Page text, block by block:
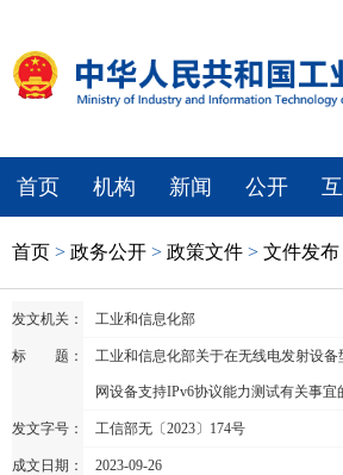
首页 机构 新闻 公开
首页 > 政务公开 > 政策文件 > 文件发布
发文机关： 工业和信息化部
标 题： 工业和信息化部关于在无线电发射设
网设备支持IPv6协议能力测试有关事宜
发文字号： 工信部无〔2023〕174号
成文日期： 2023-09-26